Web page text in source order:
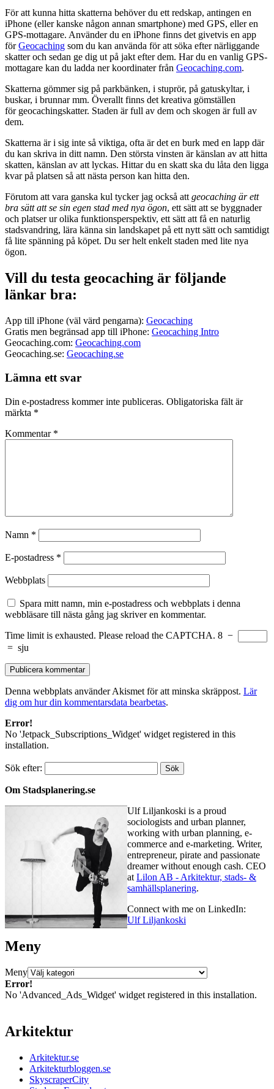
För att kunna hitta skatterna behöver du ett redskap, antingen en
iPhone (eller kanske någon annan smartphone) med GPS, eller en
GPS-mottagare. Använder du en iPhone finns det givetvis en app
förGeocaching som du kan använda för att söka efter närliggande
skatter och sedan ge dig ut på jakt efter dem. Har du en vanlig GPS-
mottagare kan du ladda ner koordinater från Geocaching.com.
Skatterna gömmer sig på parkbänken, i stuprör, på gatuskyltar, i
buskar, i brunnar mm. Överallt finns det kreativa gömställen
för geocachingskatter. Staden är full av dem och skogen är full av
dem.
Skatterna är i sig inte så viktiga, ofta är det en burk med en lapp där
du kan skriva in ditt namn. Den största vinsten är känslan av att hitta
skatten, känslan av att lyckas. Hittar du en skatt ska du låta den ligga
kvar på platsen så att nästa person kan hitta den.
Förutom att vara ganska kul tycker jag också attgeocaching är ett
bra sätt att se sin egen stad med nya ögon, ett sätt att se byggnader
och platser ur olika funktionsperspektiv, ett sätt att få en naturlig
stadsvandring, lära känna sin landskapet på ett nytt sätt och samtidigt
få lite spänning på köpet. Du ser helt enkelt staden med lite nya
ögon.
Vill du testa geocaching är följande
länkar bra:
App till iPhone (väl värd pengarna): Geocaching
Gratis men begränsad app till iPhone: Geocaching Intro
Geocaching.com: Geocaching.com
Geocaching.se: Geocaching.se
Lämna ett svar
Din e-postadress kommer inte publiceras. Obligatoriska fält är
märkta *
Kommentar *
Namn *
E-postadress *
Webbplats
Spara mitt namn, min e-postadress och webbplats i denna
webbläsare till nästa gång jag skriver en kommentar.
Time limit is exhausted. Please reload the CAPTCHA. 8 −
= sju
Denna webbplats använder Akismet för att minska skräppost. Lär
dig om hur din kommentarsdata bearbetas.
Error!
No 'Jetpack_Subscriptions_Widget' widget registered in this
installation.
Sök efter:
Om Stadsplanering.se
Ulf Liljankoski is a proud
sociologists and urban planner,
working with urban planning, e-
commerce and e-marketing. Writer,
entrepreneur, pirate and passionate
dreamer without enough cash. CEO
at Lilon AB - Arkitektur, stads- &
samhällsplanering.
Connect with me on LinkedIn:
Ulf Liljankoski
Meny
Meny
Error!
No 'Advanced_Ads_Widget' widget registered in this installation.
Arkitektur
Arkitektur.se
Arkitekturbloggen.se
SkyscraperCity